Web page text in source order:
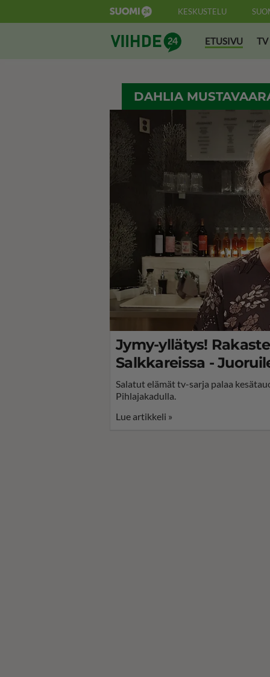
KESKUSTELU
Suomi24 ViihdeETUSIVU TV
DAHLIA
Jymy-yllätys!
Salkkareissa -
Salatut elämät tv-sarja palaa
Pihlajakadulla.
Lue artikkeli »